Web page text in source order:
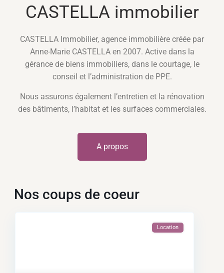
CASTELLA immobilier
CASTELLA Immobilier, agence immobilière créée par
Anne-Marie CASTELLA en 2007. Active dans la
gérance de biens immobiliers, dans le courtage, le
conseil et l’administration de PPE.
Nous assurons également l’entretien et la rénovation
des bâtiments, l’habitat et les surfaces commerciales.
A propos
Nos coups de coeur
Location